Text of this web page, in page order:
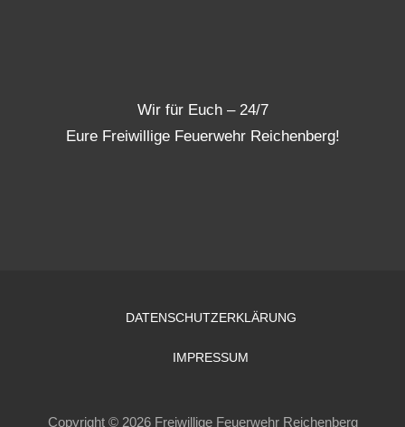
Wir für Euch – 24/7
Eure Freiwillige Feuerwehr Reichenberg!
DATENSCHUTZERKLÄRUNG
IMPRESSUM
Copyright © 2026 Freiwillige Feuerwehr Reichenberg